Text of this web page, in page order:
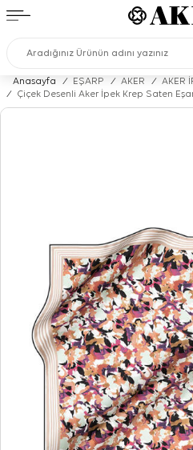
Anasayfa / EŞARP / AKER /
AKER
/
Çiçek Desenli Aker İpek Krep Saten